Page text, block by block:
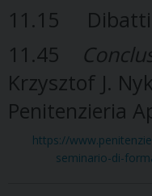
11.15
11.45
Krzysztof J.
Penitenzieria
https://
seminario-di-